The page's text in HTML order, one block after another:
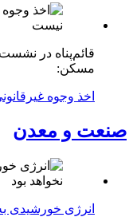
قائم‌پناه در
مسکن:
اخذ وجوه
صنعت و معدن
انرژی خورشیدی